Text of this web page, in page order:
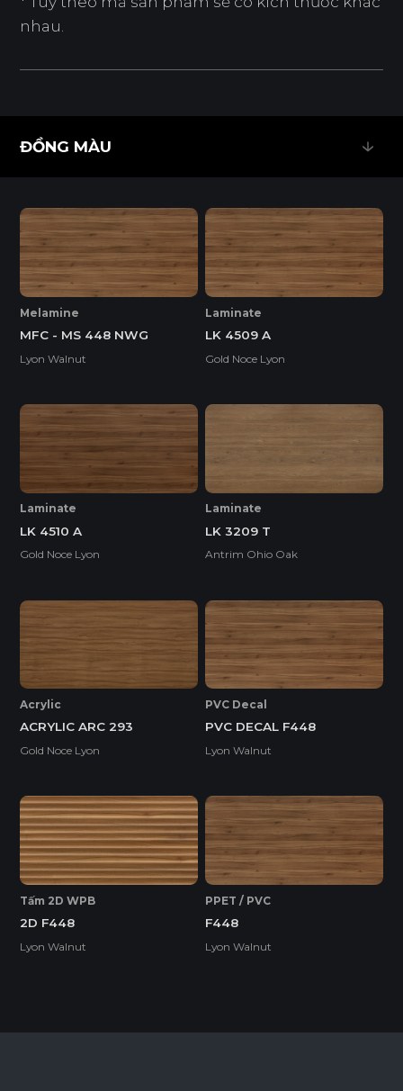
nhau.
ĐỒNG MÀU
Melamine
MFC - MS 448 NWG
Lyon Walnut
Laminate
LK 4509 A
Gold Noce Lyon
Laminate
LK 4510 A
Gold Noce Lyon
Laminate
LK 3209 T
Antrim Ohio Oak
Acrylic
ACRYLIC ARC 293
Gold Noce Lyon
PVC Decal
PVC DECAL F448
Lyon Walnut
Tấm 2D WPB
2D F448
Lyon Walnut
PPET / PVC
F448
Lyon Walnut